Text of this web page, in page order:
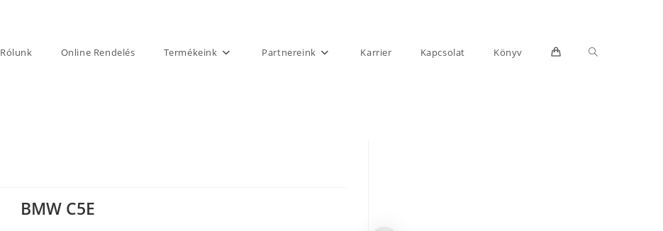
Rólunk Online Rendelés Termékeink Partnereink Karrier Kapcsolat Könyv Toggle
BMW C5E